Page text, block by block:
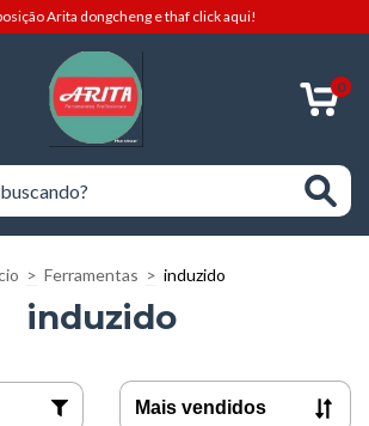
Arita dongcheng e thaf click aqui!
0
> Ferramentas > induzido
induzido